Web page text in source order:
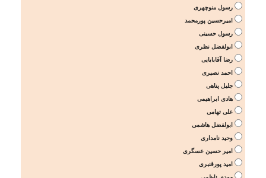
رسول منوچهری
امیرحسین پورمحمد
رسول حسینی
ابولفضل نظری
رضا آقابابایی
احمد نصیری
جلیل پناهی
هادی ابراهیمی
علی تهامی
ابولفضل هاشمی
وحید نامداری
امیر حسین عسگری
امید پورقنبری